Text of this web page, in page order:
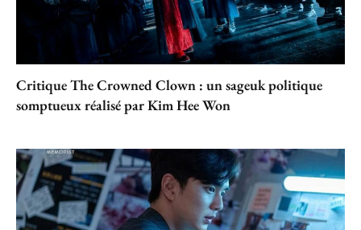
Critique The Crowned Clown : un sageuk politique
somptueux réalisé par Kim Hee Won